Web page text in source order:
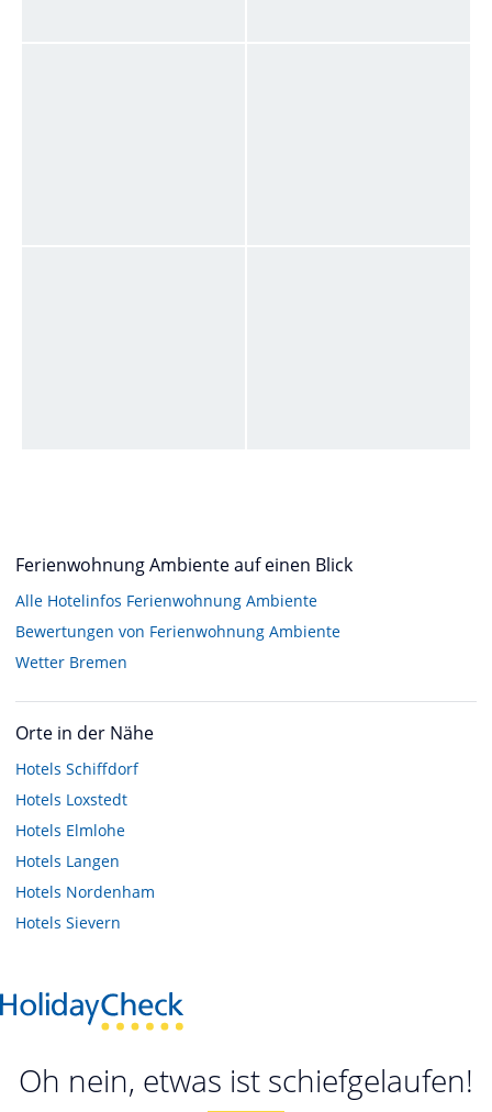
Ferienwohnung Ambiente auf einen Blick
Alle Hotelinfos Ferienwohnung Ambiente
Bewertungen von Ferienwohnung Ambiente
Wetter Bremen
Orte in der Nähe
Hotels Schiffdorf
Hotels Loxstedt
Hotels Elmlohe
Hotels Langen
Hotels Nordenham
Hotels Sievern
Oh nein, etwas ist schiefgelaufen!